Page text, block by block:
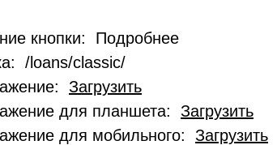
кнопки: Подробнее
/loans/classic/
Загрузить
для планшета: Загрузить
для мобильного: Загрузить